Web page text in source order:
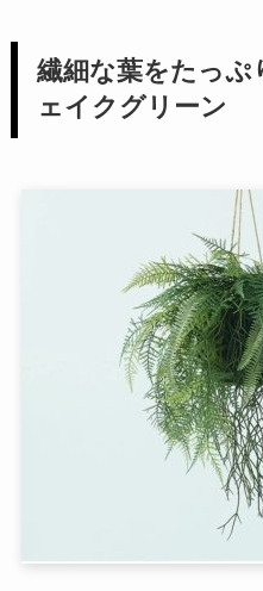
繊細な葉をたっぷ
ェイクグリーン